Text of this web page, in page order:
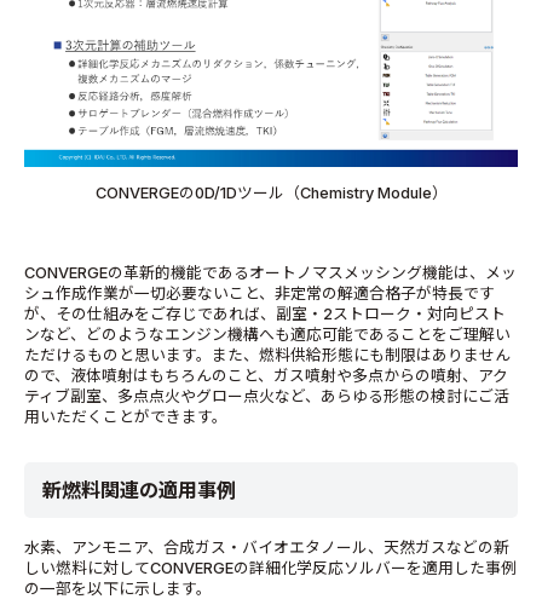
CONVERGEの0D/1Dツール（Chemistry Module）
CONVERGEの革新的機能であるオートノマスメッシング機能は、メッ
シュ作成作業が一切必要ないこと、非定常の解適合格子が特長です
が、その仕組みをご存じであれば、副室・2ストローク・対向ピスト
ンなど、どのようなエンジン機構へも適応可能であることをご理解い
ただけるものと思います。また、燃料供給形態にも制限はありません
ので、液体噴射はもちろんのこと、ガス噴射や多点からの噴射、アク
ティブ副室、多点点火やグロー点火など、あらゆる形態の検討にご活
用いただくことができます。
新燃料関連の適用事例
水素、アンモニア、合成ガス・バイオエタノール、天然ガスなどの新
しい燃料に対してCONVERGEの詳細化学反応ソルバーを適用した事例
の一部を以下に示します。